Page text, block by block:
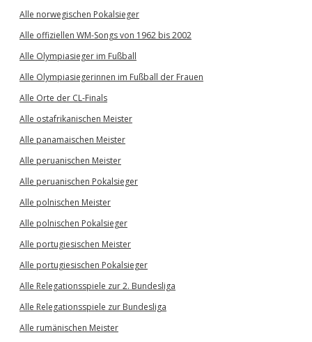
Alle norwegischen Pokalsieger
Alle offiziellen WM-Songs von 1962 bis 2002
Alle Olympiasieger im Fußball
Alle Olympiasiegerinnen im Fußball der Frauen
Alle Orte der CL-Finals
Alle ostafrikanischen Meister
Alle panamaischen Meister
Alle peruanischen Meister
Alle peruanischen Pokalsieger
Alle polnischen Meister
Alle polnischen Pokalsieger
Alle portugiesischen Meister
Alle portugiesischen Pokalsieger
Alle Relegationsspiele zur 2. Bundesliga
Alle Relegationsspiele zur Bundesliga
Alle rumänischen Meister